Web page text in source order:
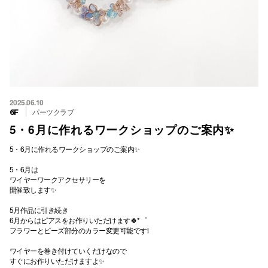
2025.06.10
6F パーツクラブ
5・6月に作れるワークショップのご案内✨
5・6月に作れるワークショップのご案内✨
5・6月は
ワイヤーワークアクセサリーを
開催致します✨️
5月作品に引き続き
6月からはピアスをお作りいただけます🍀*゜
フラワーとビーズ部分のカラー変更可能です❕
ワイヤーを巻き付けていくだけなので
すぐにお作りいただけますよ✨️